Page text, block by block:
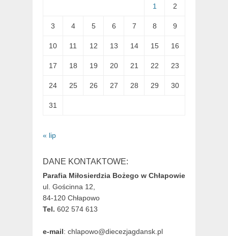
1 2
3 4 5 6 7 8 9
10 11 12 13 14 15 16
17 18 19 20 21 22 23
24 25 26 27 28 29 30
31
« lip
DANE KONTAKTOWE:
Parafia Miłosierdzia Bożego w Chłapowie
ul. Gościnna 12,
84-120 Chłapowo
Tel. 602 574 613
e-mail: chlapowo@diecezjagdansk.pl